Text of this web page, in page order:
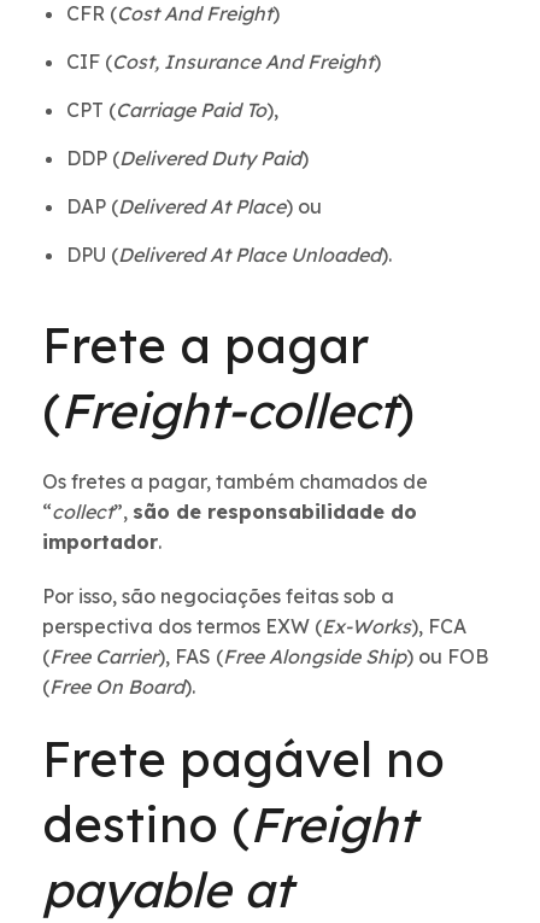
CFR (Cost And Freight)
CIF (Cost, Insurance And Freight)
CPT (Carriage Paid To),
DDP (Delivered Duty Paid)
DAP (Delivered At Place) ou
DPU (Delivered At Place Unloaded).
Frete a pagar
(Freight-collect)
Os fretes a pagar, também chamados de
“collect”, são de responsabilidade do
importador.
Por isso, são negociações feitas sob a
perspectiva dos termos EXW (Ex-Works), FCA
(Free Carrier), FAS (Free Alongside Ship) ou FOB
(Free On Board).
Frete pagável no
destino (Freight
payable at